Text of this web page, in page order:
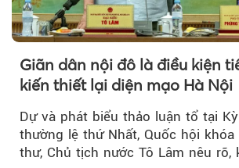
Giãn dân nội đô là điều kiện
kiến thiết lại diện mạo Hà Nội
Dự và phát biểu thảo luận tổ tại
thường lệ thứ Nhất, Quốc hội khóa
thư, Chủ tịch nước Tô Lâm nêu rõ,